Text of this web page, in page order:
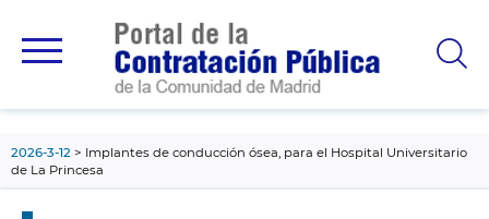
principal
2026-3-12
Implantes de conducción ósea, para el Hospital Universitario
de La Princesa